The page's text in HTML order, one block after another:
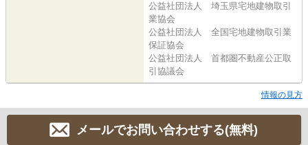
公益社団法人 埼玉県宅地建物取引
業協会
公益社団法人 全国宅地建物取引業
保証協会
公益社団法人 首都圏不動産公正取
引協議会
情報の見方
メールでお問い合わせする(無料)